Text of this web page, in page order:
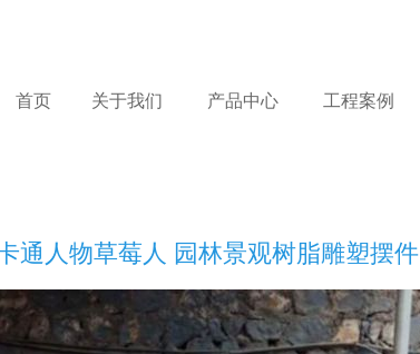
首页 关于我们 产品中心 工程案例
通人物草莓人 园林景观树脂雕塑摆件